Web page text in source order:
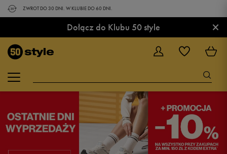
ZWROT DO 30 DNI. W KLUBIE DO 60 DNI.
Dołącz do Klubu 50 style ×